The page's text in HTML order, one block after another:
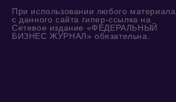
При использовании любого материала
с данного сайта гипер-ссылка на
Сетевое издание «ФЕДЕРАЛЬНЫЙ
БИЗНЕС ЖУРНАЛ» обязательна.